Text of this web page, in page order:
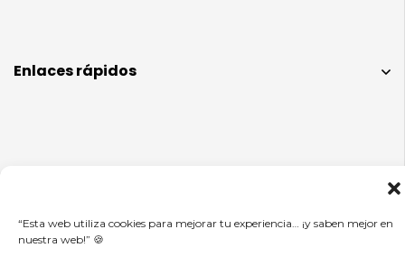
“Esta web utiliza cookies para mejorar tu experiencia… ¡y saben mejor en
nuestra web!” 🍪
Enlaces rápidos